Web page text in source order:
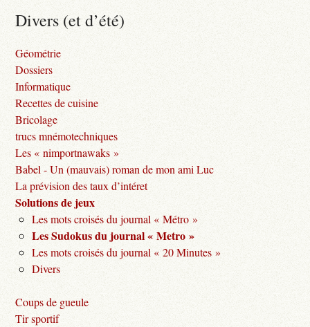
Divers (et d’été)
Géométrie
Dossiers
Informatique
Recettes de cuisine
Bricolage
trucs mnémotechniques
Les « nimportnawaks »
Babel - Un (mauvais) roman de mon ami Luc
La prévision des taux d’intéret
Solutions de jeux
Les mots croisés du journal « Métro »
Les Sudokus du journal « Metro »
Les mots croisés du journal « 20 Minutes »
Divers
Coups de gueule
Tir sportif